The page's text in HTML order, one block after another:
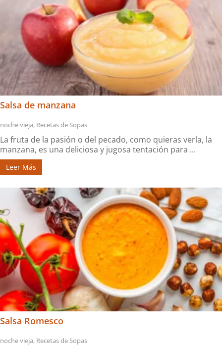
Salsa de manzana
noche vieja, Recetas de Sopas
La fruta de la pasión o del pecado, como quieras verla, la
manzana, es una deliciosa y jugosa tentación para ...
Leer Más
Salsa Romesco
noche vieja, Recetas de Sopas